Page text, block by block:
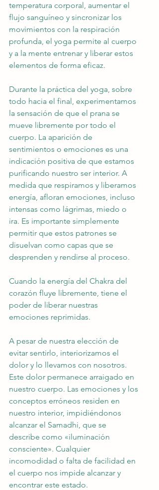
temperatura corporal, aumentar el
flujo sanguíneo y sincronizar los
movimientos con la respiración
profunda, el yoga permite al cuerpo
y a la mente entrenar y liberar estos
elementos de forma eficaz.
Durante la práctica del yoga, sobre
todo hacia el final, experimentamos
la sensación de que el prana se
mueve libremente por todo el
cuerpo. La aparición de
sentimientos o emociones es una
indicación positiva de que estamos
purificando nuestro ser interior. A
medida que respiramos y liberamos
energía, afloran emociones, incluso
intensas como lágrimas, miedo o
ira. Es importante simplemente
permitir que estos patrones se
disuelvan como capas que se
desprenden y rendirse al proceso.
Cuando la energía del Chakra del
corazón fluye libremente, tiene el
poder de liberar nuestras
emociones reprimidas.
A pesar de nuestra elección de
evitar sentirlo, interiorizamos el
dolor y lo llevamos con nosotros.
Este dolor permanece arraigado en
nuestro cuerpo. Las emociones y los
conceptos erróneos residen en
nuestro interior, impidiéndonos
alcanzar el Samadhi, que se
describe como «iluminación
consciente». Cualquier
incomodidad o falta de facilidad en
el cuerpo nos impide alcanzar y
encontrar este estado.